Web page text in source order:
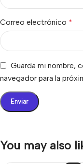
Correo electrónico *
Guarda mi nombre,
navegador para la
You may also